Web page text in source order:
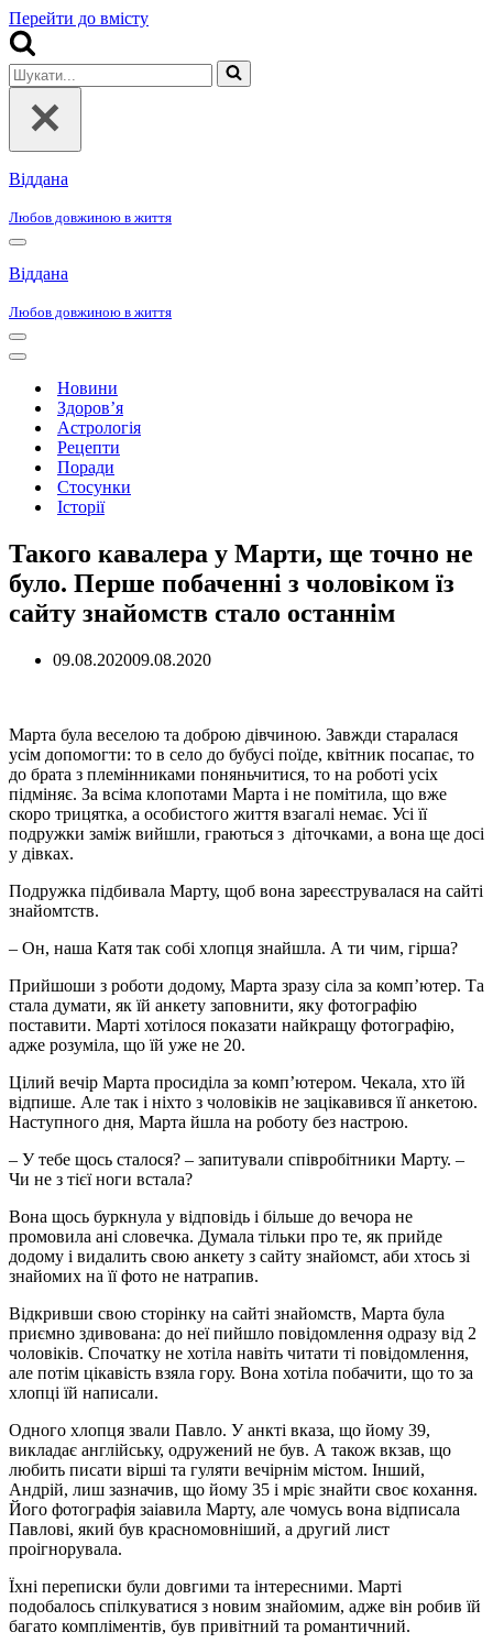
Перейти до вмісту
Шукати...
Віддана
Любов довжиною в життя
Меню
навігації
Віддана
Любов довжиною в життя
Меню
навігації
Меню
навігаціїНовини
Здоров’я
Астрологія
Рецепти
Поради
Стосунки
Історії
Такого кавалера у Марти, ще точно не
було. Перше побаченні з чоловіком їз
сайту знайомств стало останнім
09.08.202009.08.2020
Марта була веселою та доброю дівчиною. Завжди старалася
усім допомогти: то в село до бубусі поїде, квітник посапає, то
до брата з племінниками поняньчитися, то на роботі усіх
підміняє. За всіма клопотами Марта і не помітила, що вже
скоро трицятка, а особистого життя взагалі немає. Усі її
подружки заміж вийшли, граються з діточками, а вона ще досі
у дівках.
Подружка підбивала Марту, щоб вона зареєструвалася на сайті
знайомтств.
– Он, наша Катя так собі хлопця знайшла. А ти чим, гірша?
Прийшоши з роботи додому, Марта зразу сіла за комп’ютер. Та
стала думати, як їй анкету заповнити, яку фотографію
поставити. Марті хотілося показати найкращу фотографію,
адже розуміла, що їй уже не 20.
Цілий вечір Марта просиділа за комп’ютером. Чекала, хто їй
відпише. Але так і ніхто з чоловіків не зацікавився її анкетою.
Наступного дня, Марта йшла на роботу без настрою.
– У тебе щось сталося? – запитували співробітники Марту. –
Чи не з тієї ноги встала?
Вона щось буркнула у відповідь і більше до вечора не
промовила ані словечка. Думала тільки про те, як прийде
додому і видалить свою анкету з сайту знайомст, аби хтось зі
знайомих на її фото не натрапив.
Відкривши свою сторінку на сайті знайомств, Марта була
приємно здивована: до неї пийшло повідомлення одразу від 2
чоловіків. Спочатку не хотіла навіть читати ті повідомлення,
але потім цікавість взяла гору. Вона хотіла побачити, що то за
хлопці їй написали.
Одного хлопця звали Павло. У анкті вказа, що йому 39,
викладає англійську, одружений не був. А також вкзав, що
любить писати вірші та гуляти вечірнім містом. Інший,
Андрій, лиш зазначив, що йому 35 і мріє знайти своє кохання.
Його фотографія заіавила Марту, але чомусь вона відписала
Павлові, який був красномовніший, а другий лист
проігнорувала.
Їхні переписки були довгими та інтересними. Марті
подобалось спілкуватися з новим знайомим, адже він робив їй
багато компліментів, був привітний та романтичний.